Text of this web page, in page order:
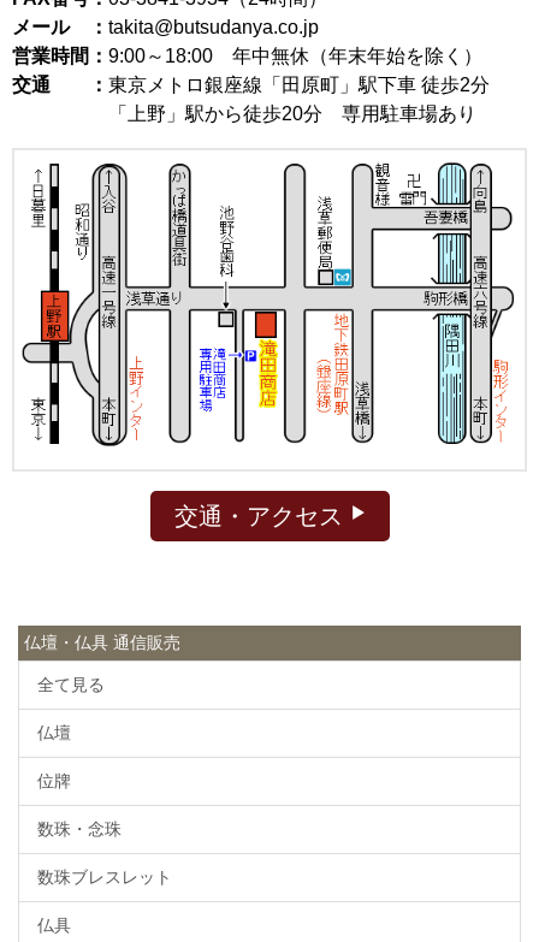
メール ： takita@butsudanya.co.jp
営業時間： 9:00～18:00 年中無休（年末年始を除く）
交通 ： 東京メトロ銀座線「田原町」駅下車 徒歩2分
「上野」駅から徒歩20分 専用駐車場あり
交通・アクセス
仏壇・仏具 通信販売
全て見る
仏壇
位牌
数珠・念珠
数珠ブレスレット
仏具